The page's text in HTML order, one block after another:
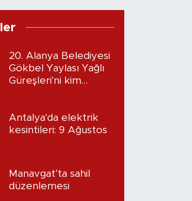
20. Alanya Belediyesi
Gökbel Yaylası Yağlı
Güreşleri'ni kim
Antalya'da elektrik
kesintileri: 9 Ağustos
Manavgat’ta sahil
düzenlemesi